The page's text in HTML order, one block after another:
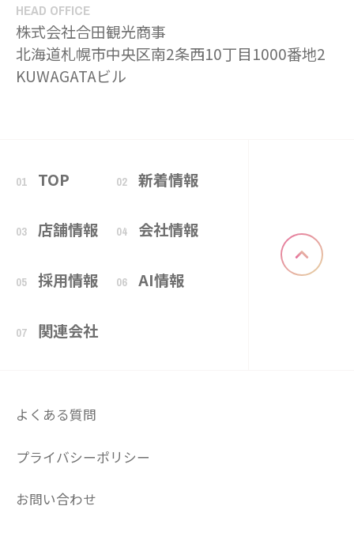
HEAD OFFICE
株式会社合田観光商事
北海道札幌市中央区南2条西10丁目1000番地2
KUWAGATAビル
01 TOP 02 新着情報
03 店舗情報 04 会社情報
05 採用情報 06 AI情報
07 関連会社
よくある質問
プライバシーポリシー
お問い合わせ